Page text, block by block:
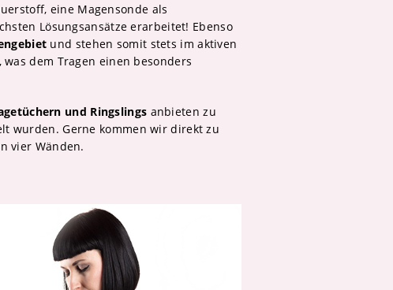
eine Magensonde als
Lösungsansätze erarbeitet! Ebenso
und stehen somit stets im aktiven
dem Tragen einen besonders
und Ringslings anbieten zu
wurden. Gerne kommen wir direkt zu
vier Wänden.